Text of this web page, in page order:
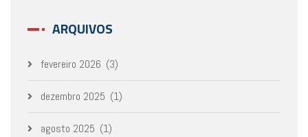
ARQUIVOS
fevereiro 2026 (3)
dezembro 2025 (1)
agosto 2025 (1)